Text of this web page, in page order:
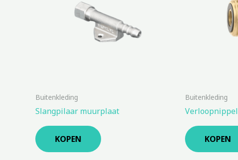
Buitenkleding
Slangpilaar muurplaat
KOPEN
Buitenkleding
Verloopnippel
KOPEN